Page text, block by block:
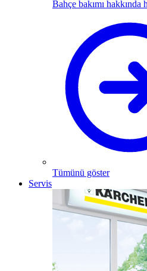
Bahçe bakımı hakkında
Tümünü göster
Servis